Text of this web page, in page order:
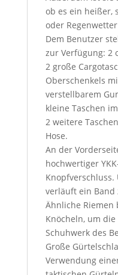
ob es ein heißer,
oder
Dem Benutzer
zur Verfügung: 2
2 große
Oberschenkels
verstellbarem
kleine Taschen
2 weitere
Hose.
An der
hochwertiger
verläuft ein Band
Ähnliche Riemen
Knöcheln, um
Schuhwerk des
Große
Verwendung